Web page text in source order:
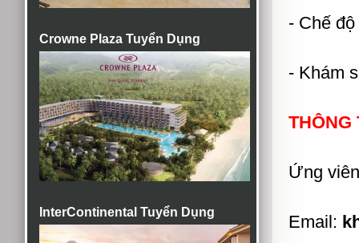
Crowne Plaza Tuyển Dụng
InterContinental Tuyển Dụng
- Chế
- Khám
THÔNG
Ứng
Email: